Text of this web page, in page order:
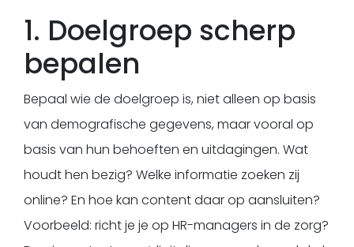
1. Doelgroep scherp
bepalen
Bepaal wie de doelgroep is, niet alleen op basis
van demografische gegevens, maar vooral op
basis van hun behoeften en uitdagingen. Wat
houdt hen bezig? Welke informatie zoeken zij
online? En hoe kan content daar op aansluiten?
Voorbeeld: richt je je op HR-managers in de zorg?